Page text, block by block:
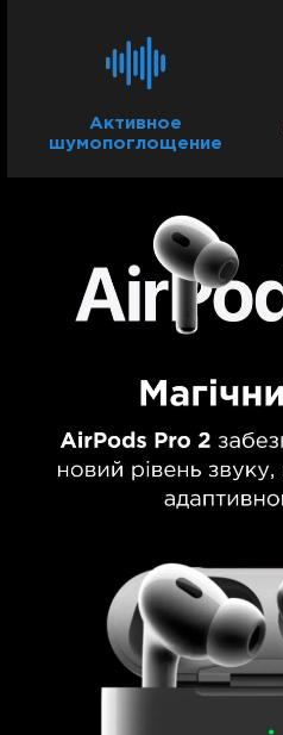
Активное
шумопоглощение